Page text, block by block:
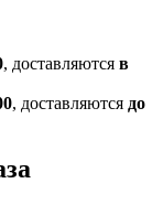
, доставляются в
, доставляются до